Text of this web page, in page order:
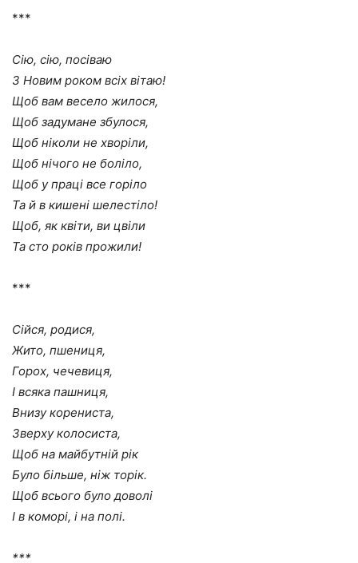
***
Сію, сію, посіваю
З Новим роком всіх вітаю!
Щоб вам весело жилося,
Щоб задумане збулося,
Щоб ніколи не хворіли,
Щоб нічого не боліло,
Щоб у праці все горіло
Та й в кишені шелестіло!
Щоб, як квіти, ви цвіли
Та сто років прожили!
***
Сійся, родися,
Жито, пшениця,
Горох, чечевиця,
І всяка пашниця,
Внизу корениста,
Зверху колосиста,
Щоб на майбутній рік
Було більше, ніж торік.
Щоб всього було доволі
І в коморі, і на полі.
***